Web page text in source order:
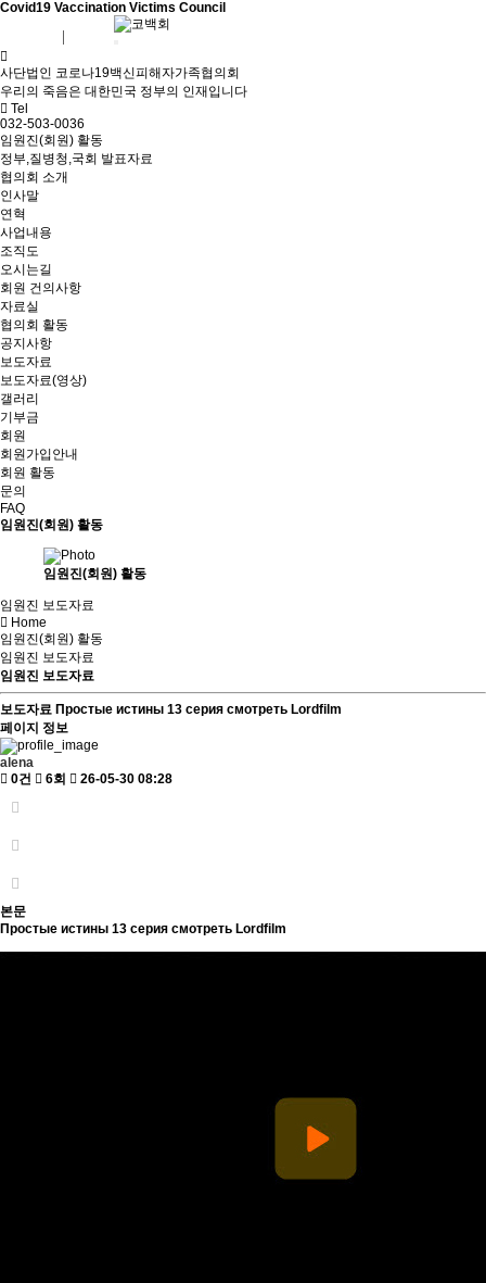
Covid19 Vaccination Victims Council
사단법인 코로나19백신피해자가족협의회
우리의 죽음은 대한민국 정부의 인재입니다
Tel
032-503-0036
임원진(회원) 활동
정부,질병청,국회 발표자료
협의회 소개
인사말
연혁
사업내용
조직도
오시는길
회원 건의사항
자료실
협의회 활동
공지사항
보도자료
보도자료(영상)
갤러리
기부금
회원
회원가입안내
회원 활동
문의
FAQ
임원진(회원) 활동
임원진(회원) 활동
임원진 보도자료
Home
임원진(회원) 활동
임원진 보도자료
임원진 보도자료
보도자료 Простые истины 13 серия смотреть Lordfilm
페이지 정보
alena
0건
6회 26-05-30 08:28
본문
Простые истины 13 серия смотреть Lordfilm